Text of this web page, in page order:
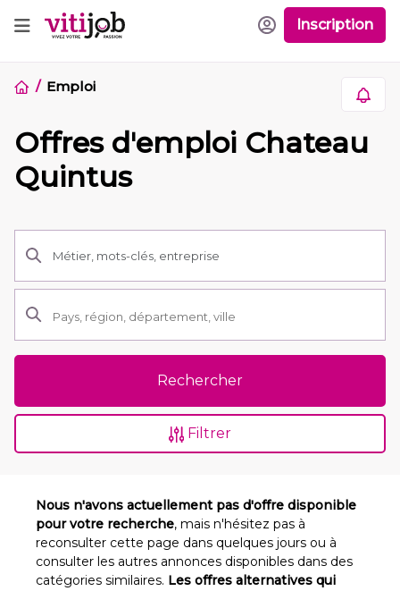
Inscription
Emploi
Offres d'emploi Chateau
Quintus
Rechercher
Filtrer
Nous n'avons actuellement pas d'offre disponible
pour votre recherche, mais n'hésitez pas à
reconsulter cette page dans quelques jours ou à
consulter les autres annonces disponibles dans des
catégories similaires. Les offres alternatives qui